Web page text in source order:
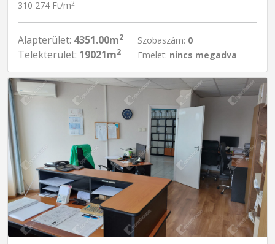
310 274 Ft/m2
Alapterület: 4351.00m2
Telekterület: 19021m2
Szobaszám: 0
Emelet: nincs megadva